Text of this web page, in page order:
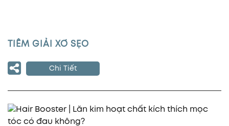
TIÊM GIẢI XƠ SẸO
Chi Tiết